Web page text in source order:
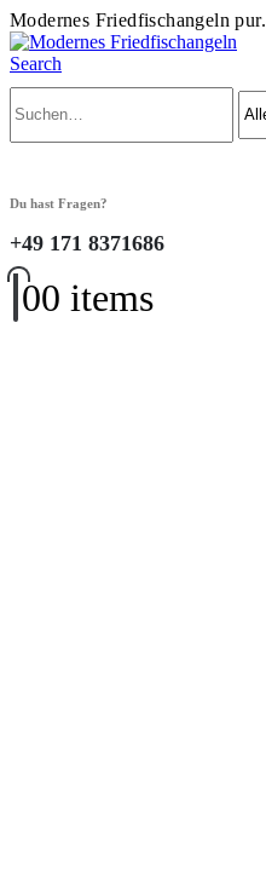
Modernes Friedfischangeln pur.
Search
Du hast Fragen?
+49 171 8371686
00 items